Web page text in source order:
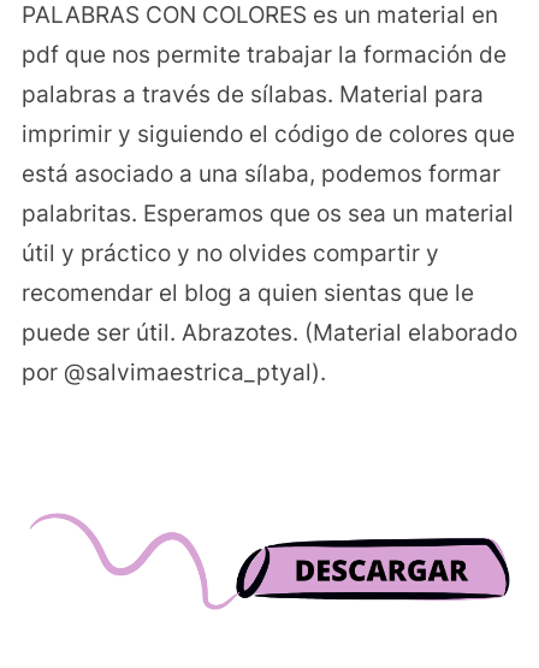
PALABRAS CON COLORES es un material en
pdf que nos permite trabajar la formación de
palabras a través de sílabas. Material para
imprimir y siguiendo el código de colores que
está asociado a una sílaba, podemos formar
palabritas. Esperamos que os sea un material
útil y práctico y no olvides compartir y
recomendar el blog a quien sientas que le
puede ser útil. Abrazotes. (Material elaborado
por @salvimaestrica_ptyal).